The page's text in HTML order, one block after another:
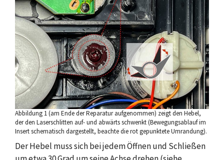
Abbildung 1 (am Ende der Reparatur aufgenommen) zeigt den Hebel,
der den Laserschlitten auf- und abwärts schwenkt (Bewegungsablauf im
Insert schematisch dargestellt, beachte die rot gepunktete Umrandung).
Der Hebel muss sich bei jedem Öffnen und Schließen